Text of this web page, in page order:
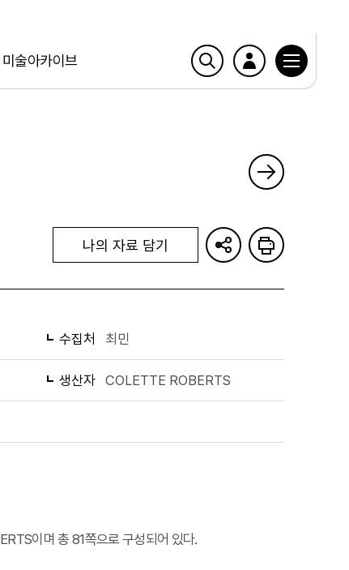
미술아카이브
나의 자료 담기
수집처 최민
생산자 COLETTE ROBERTS
이며 총 81쪽으로 구성되어 있다.